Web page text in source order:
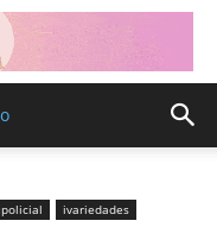
ivariedades